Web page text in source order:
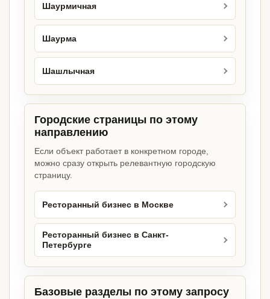
Шаурмичная
Шаурма
Шашлычная
Городские страницы по этому
направлению
Если объект работает в конкретном городе,
можно сразу открыть релевантную городскую
страницу.
Ресторанный бизнес в Москве
Ресторанный бизнес в Санкт-
Петербурге
Базовые разделы по этому запросу